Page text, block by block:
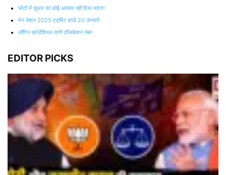
फोटो में सुधार का कोई अवसर नहीं दिया जाएगा
मेन सेशन 2025 एडमिट कार्ड 20 जनवरी
लॉगिन क्रेडेंशियल यानी एप्लिकेशन नंबर
EDITOR PICKS